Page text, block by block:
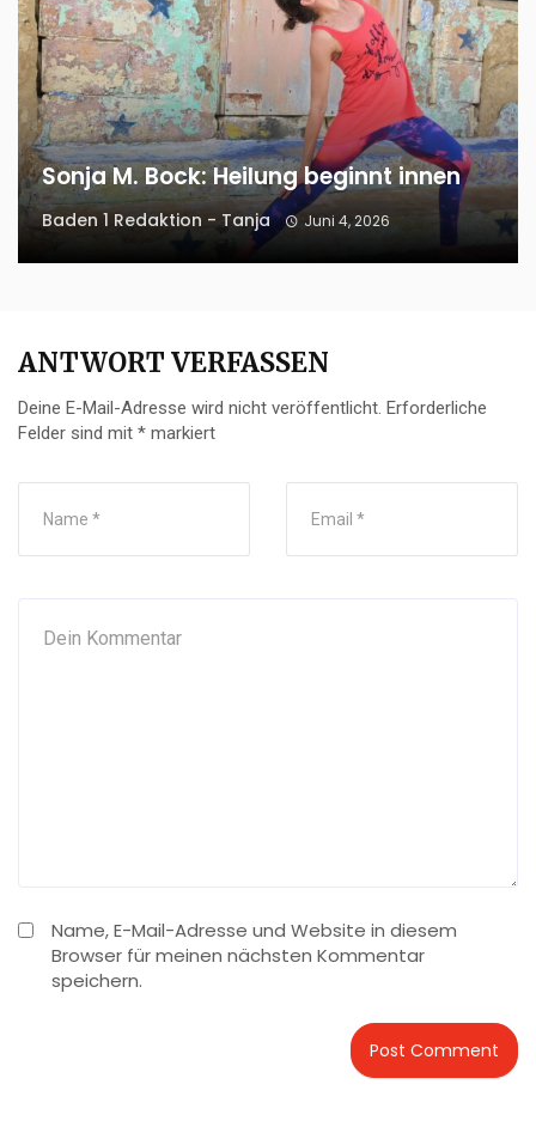
Sonja M. Bock: Heilung beginnt innen
Baden 1 Redaktion - Tanja Juni 4, 2026
ANTWORT VERFASSEN
Deine E-Mail-Adresse wird nicht veröffentlicht. Erforderliche
Felder sind mit * markiert
Name, E-Mail-Adresse und Website in diesem
Browser für meinen nächsten Kommentar
speichern.